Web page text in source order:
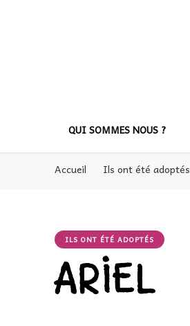
QUI SOMMES NOUS ?
Accueil Ils ont été adoptés
ILS ONT ÉTÉ ADOPTÉS
ARIEL